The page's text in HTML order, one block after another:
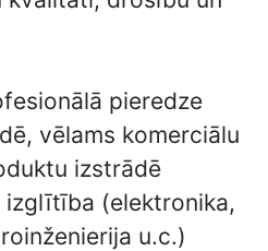
pieredze
vēlams komerciālu
izstrādē
izglītība (elektronika,
u.c.)